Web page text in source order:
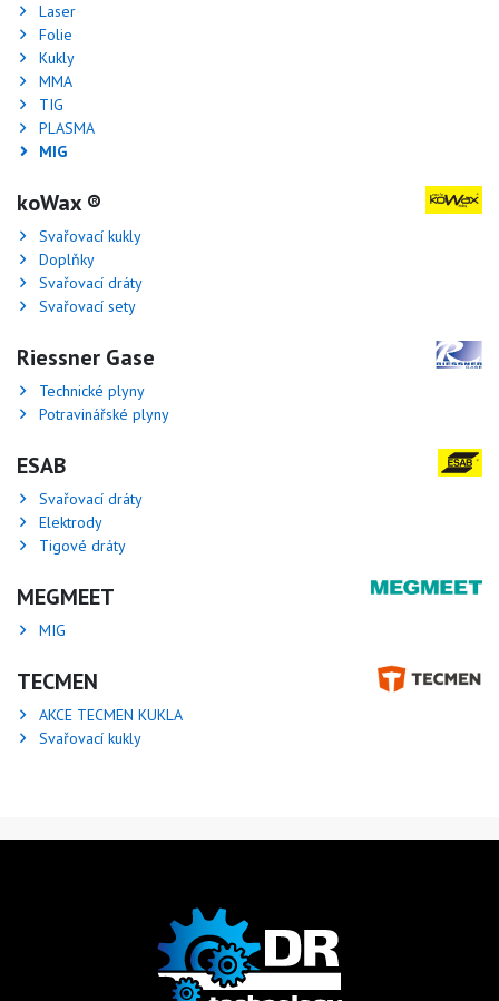
Laser
Folie
Kukly
MMA
TIG
PLASMA
MIG
koWax ®
Svařovací kukly
Doplňky
Svařovací dráty
Svařovací sety
Riessner Gase
Technické plyny
Potravinářské plyny
ESAB
Svařovací dráty
Elektrody
Tigové dráty
MEGMEET
MIG
TECMEN
AKCE TECMEN KUKLA
Svařovací kukly